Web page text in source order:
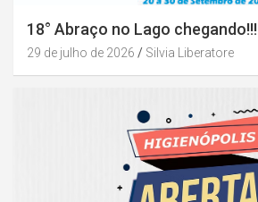
18° Abraço no Lago chegando!!!
29 de julho de 2026 Silvia Liberatore